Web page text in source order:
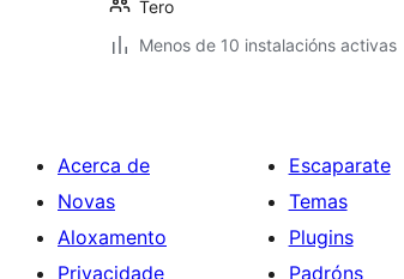
Tero
Menos de 10 instalacións activas
Acerca de
Novas
Aloxamento
Privacidade
Escaparate
Temas
Plugins
Padróns